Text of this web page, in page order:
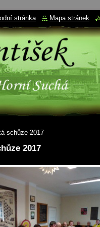
schůze 2017
2017
stránka Mapa stránek